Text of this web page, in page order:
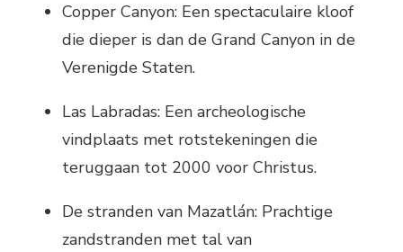
Copper Canyon: Een spectaculaire kloof
die dieper is dan de Grand Canyon in de
Verenigde Staten.
Las Labradas: Een archeologische
vindplaats met rotstekeningen die
teruggaan tot 2000 voor Christus.
De stranden van Mazatlán: Prachtige
zandstranden met tal van